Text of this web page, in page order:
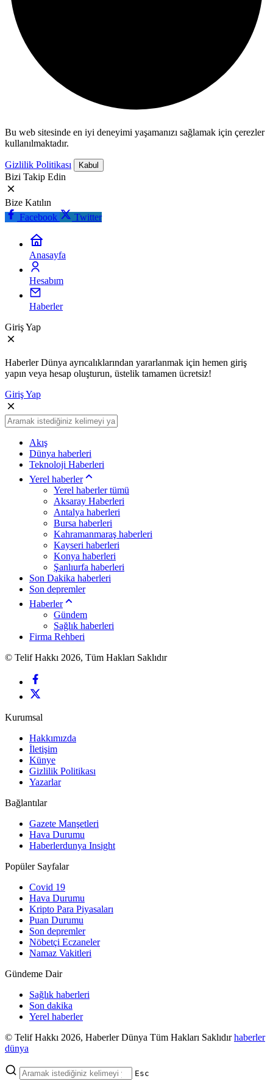
Bu web sitesinde en iyi deneyimi yaşamanızı sağlamak için çerezler
kullanılmaktadır.
Gizlilik Politikası Kabul
Bizi Takip Edin
Bize Katılın
Facebook
Twitter
Anasayfa
Hesabım
Haberler
Giriş Yap
Haberler Dünya ayrıcalıklarından yararlanmak için hemen giriş
yapın veya hesap oluşturun, üstelik tamamen ücretsiz!
Giriş Yap
Akış
Dünya haberleri
Teknoloji Haberleri
Yerel haberler
Yerel haberler tümü
Aksaray Haberleri
Antalya haberleri
Bursa haberleri
Kahramanmaraş haberleri
Kayseri haberleri
Konya haberleri
Şanlıurfa haberleri
Son Dakika haberleri
Son depremler
Haberler
Gündem
Sağlık haberleri
Firma Rehberi
© Telif Hakkı 2026, Tüm Hakları Saklıdır
Kurumsal
Hakkımızda
İletişim
Künye
Gizlilik Politikası
Yazarlar
Bağlantılar
Gazete Manşetleri
Hava Durumu
Haberlerdunya Insight
Popüler Sayfalar
Covid 19
Hava Durumu
Kripto Para Piyasaları
Puan Durumu
Son depremler
Nöbetçi Eczaneler
Namaz Vakitleri
Gündeme Dair
Sağlık haberleri
Son dakika
Yerel haberler
© Telif Hakkı 2026, Haberler Dünya Tüm Hakları Saklıdırhaberler
dünya
Esc